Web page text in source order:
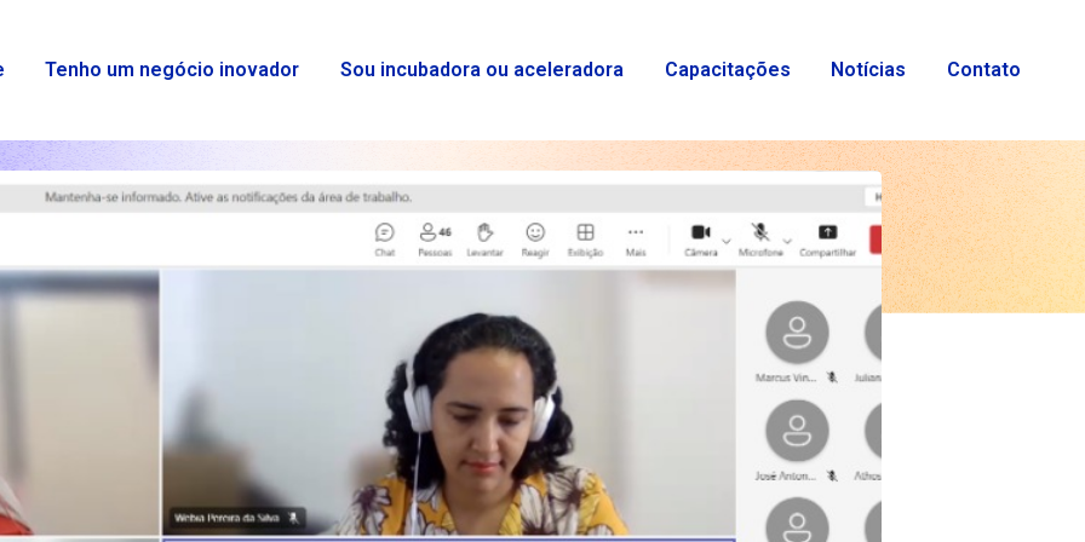
Tenho um negócio inovador Sou incubadora ou aceleradora Capacitações Notícias Contato